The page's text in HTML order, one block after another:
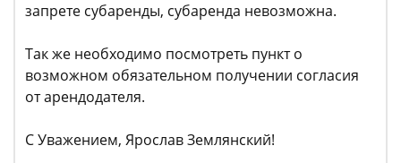
запрете субаренды, субаренда невозможна.
Так же необходимо посмотреть пункт о
возможном обязательном получении согласия
от арендодателя.
С Уважением, Ярослав Землянский!